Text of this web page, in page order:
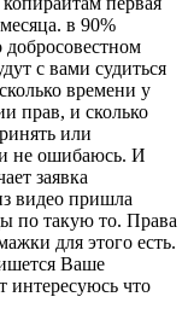
в 90%
добросовестном
с вами судиться
времени у
прав, и сколько
или
не ошибаюсь. И
заявка
видео пришла
по такую то. Права
для этого есть.
Ваше
интересуюсь что